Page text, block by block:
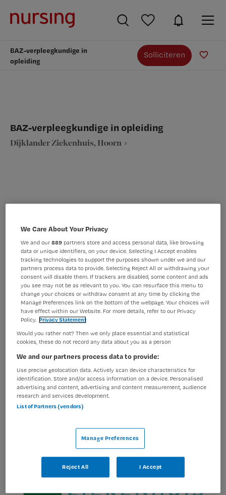
BAZ-verpleegkundige in
opleiding
Solliciteren
BAZ-verpleegkundige in opleiding
Dijklander Ziekenhuis, Hoorn
Ziekenhuis Vaste aanstelling
PLAATSINGSDATUM
30 april 2025
NIVEAU
MBO
ERVARING
Ervaren
DIENSTVERBAND
Parttime
Vacature niet beschikbaar
Deze vacature BAZ-verpleegkundige in opleiding bij
Dijklander Ziekenhuis is niet meer actueel. Hieronder
staan enkele vergelijkbare vacatures die voor u wellicht
interessant zijn.
We Care About Your Privacy
We and our889 partners store and access personal data, like browsing
data or unique identifiers, on your device. Selecting I Accept enables
tracking technologies to support the purposes shown under we and our
partners process data to provide. Selecting Reject All or withdrawing your
consent will disable them. If trackers are disabled, some content and ads
you see may not be as relevant to you. You can resurface this menu to
change your choices or withdraw consent at any time by clicking the
Manage Preferences link on the bottom of the webpage. Your choices will
have effect within our Website. For more details, refer to our Privacy
Policy. Privacy Statement
Would you rather not? Then we only place essential and statistical
cookies, these do not record any data about you as a person
We and our partners process data to provide:
Use precise geolocation data. Actively scan device characteristics for
identification. Store and/or access information on a device. Personalised
advertising and content, advertising and content measurement, audience
research and services development.
List of Partners (vendors)
Manage Preferences
Reject All I Accept